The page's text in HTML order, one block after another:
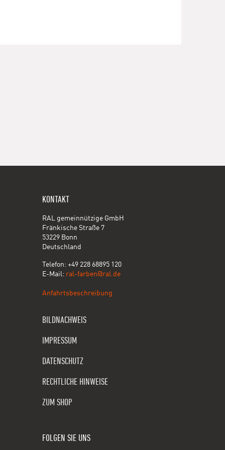
KONTAKT
RAL gemeinnützige GmbH
Fränkische Straße 7
53229 Bonn
Deutschland
Telefon: +49 228 68895 120
E-Mail: ral-farben@ral.de
Anfahrtsbeschreibung
BILDNACHWEIS
IMPRESSUM
DATENSCHUTZ
RECHTLICHE HINWEISE
ZUM SHOP
FOLGEN SIE UNS